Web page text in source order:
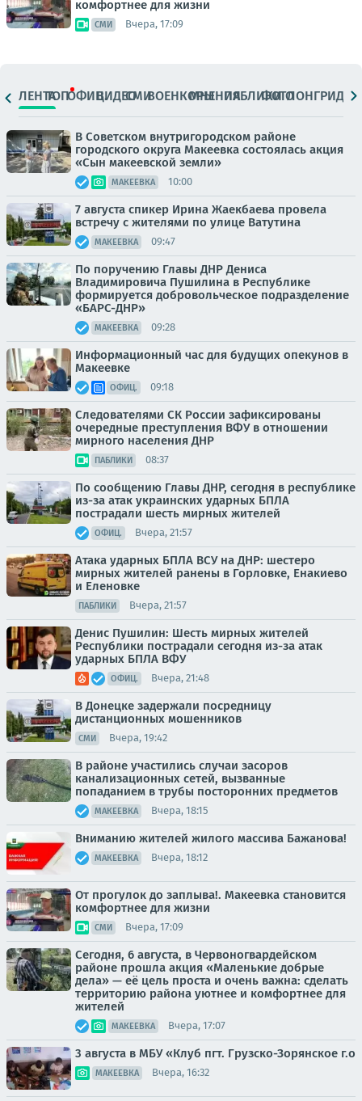
комфортнее для жизни
СМИ Вчера, 17:09
ЛЕНТАТОПОФИЦ.ВИДЕОСМИВОЕНКОРЫМНЕНИЯПАБЛИКИ
ФОТОЛОНГРИДЫ
В Советском внутригородском районе
городского округа Макеевка состоялась акция
«Сын макеевской земли»
МАКЕЕВКА 10:00
7 августа спикер Ирина Жаекбаева провела
встречу с жителями по улице Ватутина
МАКЕЕВКА 09:47
По поручению Главы ДНР Дениса
Владимировича Пушилина в Республике
формируется добровольческое подразделение
«БАРС-ДНР»
МАКЕЕВКА 09:28
Информационный час для будущих опекунов в
Макеевке
ОФИЦ. 09:18
Следователями СК России зафиксированы
очередные преступления ВФУ в отношении
мирного населения ДНР
ПАБЛИКИ 08:37
По сообщению Главы ДНР, сегодня в республике
из-за атак украинских ударных БПЛА
пострадали шесть мирных жителей
ОФИЦ. Вчера, 21:57
Атака ударных БПЛА ВСУ на ДНР: шестеро
мирных жителей ранены в Горловке, Енакиево
и Еленовке
ПАБЛИКИ Вчера, 21:57
Денис Пушилин: Шесть мирных жителей
Республики пострадали сегодня из-за атак
ударных БПЛА ВФУ
ОФИЦ. Вчера, 21:48
В Донецке задержали посредницу
дистанционных мошенников
СМИ Вчера, 19:42
В районе участились случаи засоров
канализационных сетей, вызванные
попаданием в трубы посторонних предметов
МАКЕЕВКА Вчера, 18:15
Вниманию жителей жилого массива Бажанова!
МАКЕЕВКА Вчера, 18:12
От прогулок до заплыва!. Макеевка становится
комфортнее для жизни
СМИ Вчера, 17:09
Сегодня, 6 августа, в Червоногвардейском
районе прошла акция «Маленькие добрые
дела» — её цель проста и очень важна: сделать
территорию района уютнее и комфортнее для
жителей
МАКЕЕВКА Вчера, 17:07
3 августа в МБУ «Клуб пгт. Грузско-Зорянское г.о
МАКЕЕВКА Вчера, 16:32